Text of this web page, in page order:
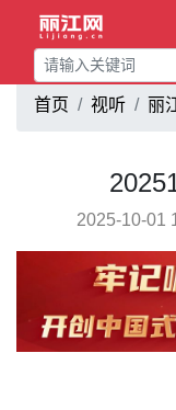
首页 视听 丽
2025-10-01